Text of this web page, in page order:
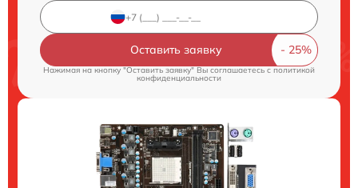
Оставить заявку
Нажимая на кнопку "Оставить заявку" Вы соглашаетесь cполитикой
конфиденциальности